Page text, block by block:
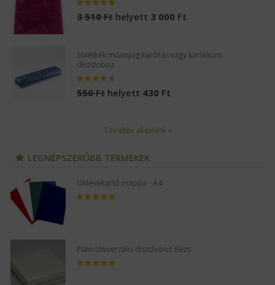
3 510 Ft helyett 3 000 Ft
Sötétkék műanyag karórás vagy karláncos
díszdoboz
550 Ft helyett 430 Ft
További akcióink »
LEGNÉPSZERŰBB TERMÉKEK
Oklevéltartó mappa - A4
Plain Univerzális díszdoboz Bézs